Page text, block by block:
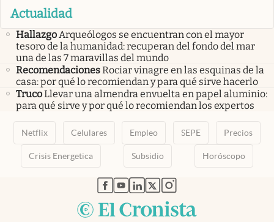
Actualidad
HallazgoArqueólogos se encuentran con el mayor
tesoro de la humanidad: recuperan del fondo del mar
una de las 7 maravillas del mundo
RecomendacionesRociar vinagre en las esquinas de la
casa: por qué lo recomiendan y para qué sirve hacerlo
TrucoLlevar una almendra envuelta en papel aluminio:
para qué sirve y por qué lo recomiendan los expertos
Netflix Celulares Empleo SEPE Precios
Crisis Energetica Subsidio Horóscopo
abre en nueva pestaña
abre en nueva pestaña
abre en nueva pestaña
abre en nueva pestaña
abre en nueva pestaña